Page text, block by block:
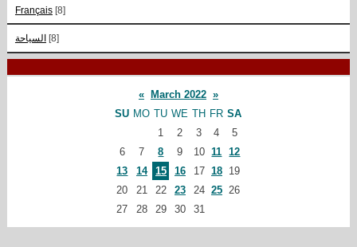
Français [8]
السياحة [8]
« March 2022 »
SU MO TU WE TH FR SA
1
2 3 4
5
6
7 8 9 10 11
12
13
14 15 16 17 18
19
20
21 22 23 24 25 26
27
28 29 30 31